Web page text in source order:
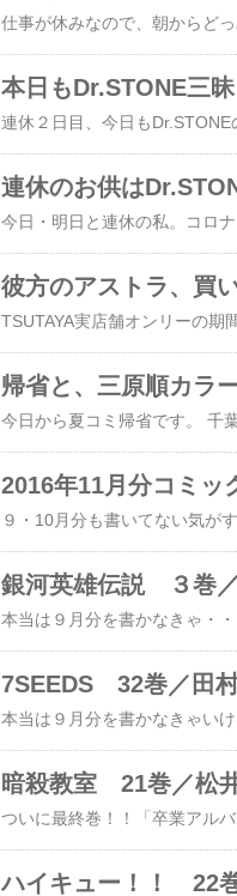
本日もDr.STONE三昧
連休のお供は
彼方のアストラ、買
帰省と、三原順カラ
2016年11月分コミッ
7SEEDS 32巻／田
暗殺教室 21巻／松
ハイキュー！！ 22